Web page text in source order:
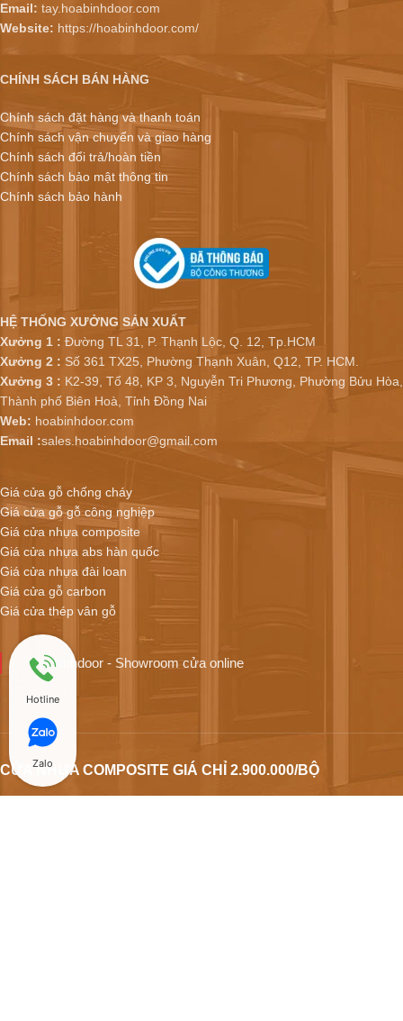
Email: tay.hoabinhdoor.com
Website: https://hoabinhdoor.com/
CHÍNH SÁCH BÁN HÀNG
Chính sách đặt hàng và thanh toán
Chính sách vận chuyển và giao hàng
Chính sách đổi trả/hoàn tiền
Chính sách bảo mật thông tin
Chính sách bảo hành
HỆ THỐNG XƯỞNG SẢN XUẤT
Xưởng 1 : Đường TL 31, P. Thạnh Lộc, Q. 12, Tp.HCM
Xưởng 2 : Số 361 TX25, Phường Thạnh Xuân, Q12, TP. HCM.
Xưởng 3 : K2-39, Tổ 48, KP 3, Nguyễn Tri Phương, Phường Bửu Hòa,
Thành phố Biên Hoà, Tỉnh Đồng Nai
Web: hoabinhdoor.com
Email :sales.hoabinhdoor@gmail.com
Giá cửa gỗ chống cháy
Giá cửa gỗ gỗ công nghiệp
Giá cửa nhựa composite
Giá cửa nhựa abs hàn quốc
Giá cửa nhựa đài loan
Giá cửa gỗ carbon
Giá cửa thép vân gỗ
Hoabinhdoor - Showroom cửa online
CỬA NHỰA COMPOSITE GIÁ CHỈ 2.900.000/BỘ
Hotline
Zalo